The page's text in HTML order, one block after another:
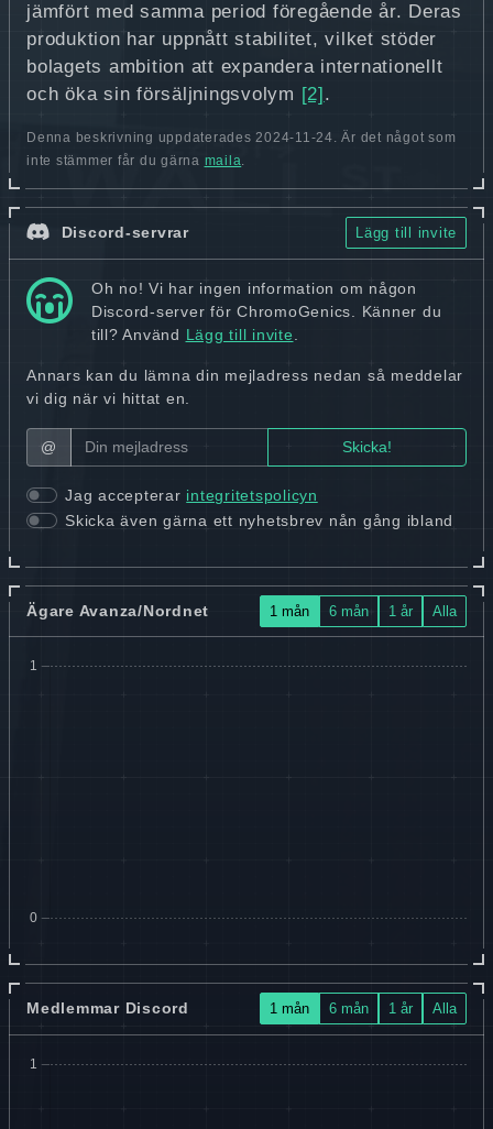
jämfört med samma period föregående år. Deras
produktion har uppnått stabilitet, vilket stöder
bolagets ambition att expandera internationellt
och öka sin försäljningsvolym [2] .
Denna beskrivning uppdaterades 2024-11-24. Är det något som
inte stämmer får du gärna maila.
Discord-servrar Lägg till invite
Oh no! Vi har ingen information om någon
Discord-server för ChromoGenics. Känner du
till? Använd Lägg till invite
Annars kan du lämna din mejladress nedan så meddelar
vi dig när vi hittat en.
@
Jag accepterar integritetspolicyn
Skicka även gärna ett nyhetsbrev nån gång ibland
Ägare Avanza/Nordnet 1 mån 6 mån 1 år Alla
Medlemmar Discord 1 mån 6 mån 1 år Alla